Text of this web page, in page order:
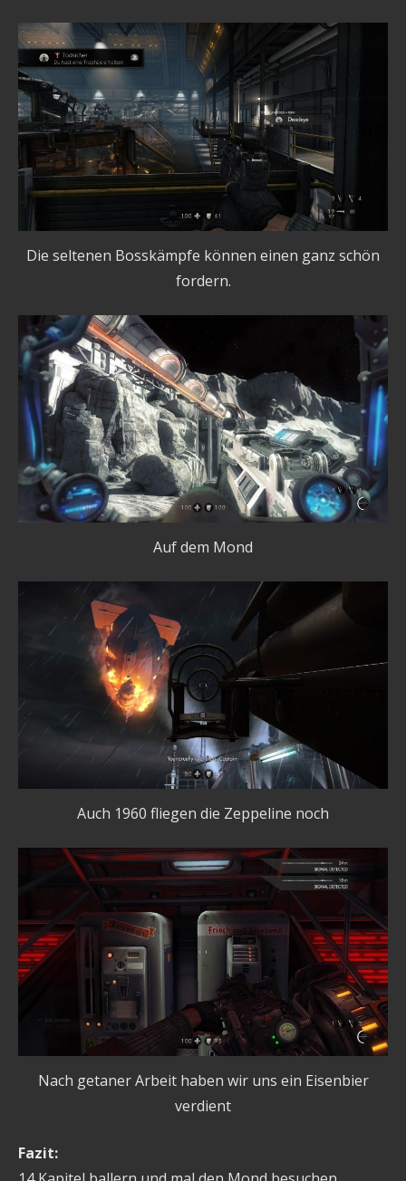
Die seltenen Bosskämpfe können einen ganz schön
fordern.
Auf dem Mond
Auch 1960 fliegen die Zeppeline noch
Nach getaner Arbeit haben wir uns ein Eisenbier
verdient
Fazit: